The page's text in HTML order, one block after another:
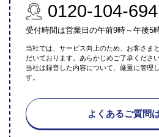
0120-104-694
受付時間は営業日の午前9時～午後5
当社では、サービス向上のため、お客さま
だいております。あらかじめご了承ください
当社は録音した内容について、厳重に管理
す。
よくあるご質問